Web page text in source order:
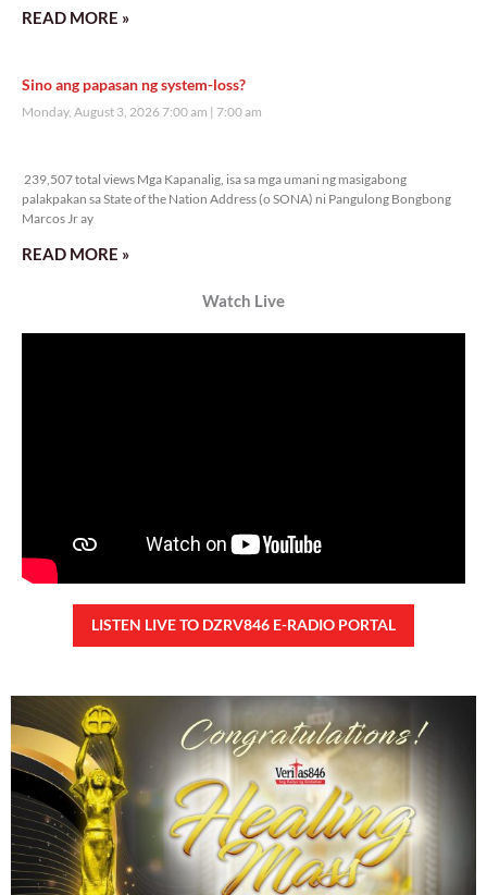
READ MORE »
Sino ang papasan ng system-loss?
Monday, August 3, 2026 7:00 am 7:00 am
239,507 total views Mga Kapanalig, isa sa mga umani ng masigabong
palakpakan sa State of the Nation Address (o SONA) ni Pangulong Bongbong
Marcos Jr ay
READ MORE »
Watch Live
LISTEN LIVE TO DZRV846 E-RADIO PORTAL